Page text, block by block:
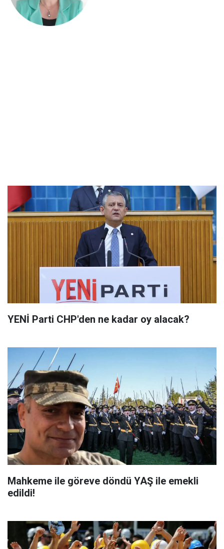
YENİ Parti CHP'den ne kadar oy alacak?
Mahkeme ile göreve döndü YAŞ ile emekli
edildi!